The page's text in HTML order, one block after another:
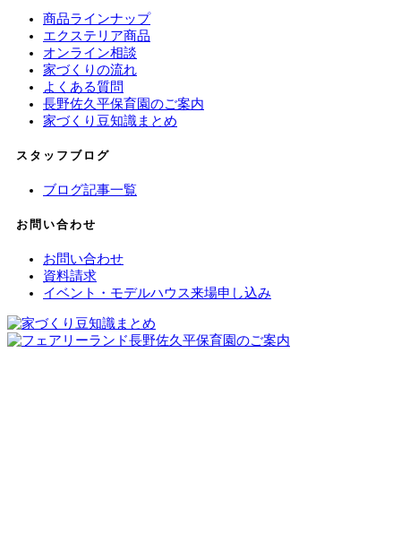
商品ラインナップ
エクステリア商品
オンライン相談
家づくりの流れ
よくある質問
長野佐久平保育園のご案内
家づくり豆知識まとめ
スタッフブログ
ブログ記事一覧
お問い合わせ
お問い合わせ
資料請求
イベント・モデルハウス来場申し込み